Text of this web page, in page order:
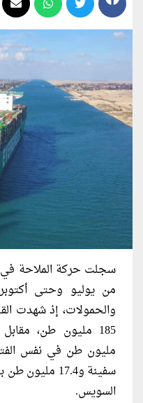
سجلت حركة الملاحة في
سفينة و17.4
السويس.